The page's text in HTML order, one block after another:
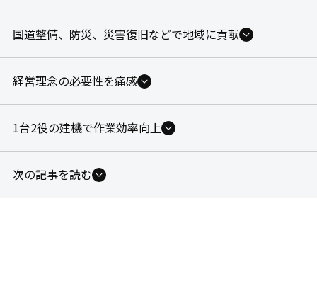
国道整備、防災、災害復旧などで地域に貢献
経営理念の必要性を痛感
1台2役の建機で作業効率向上
次の記事を読む